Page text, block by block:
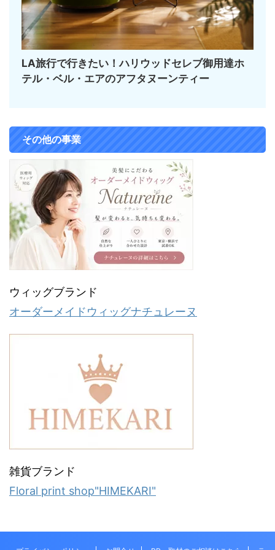
LA旅行で行きたい！ハリウッドセレブ御用達ホ
テル・ベル・エアのアフタヌーンティー
その他の事業
ウィッグブランド
オーダーメイドウィッグナチュレーヌ
雑貨ブランド
Floral print shop"HIMEKARI"